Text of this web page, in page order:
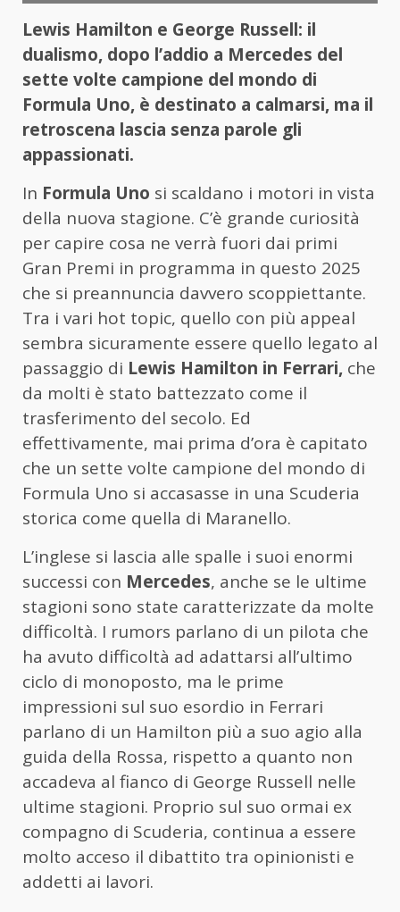
Lewis Hamilton e George Russell: il
dualismo, dopo l’addio a Mercedes del
sette volte campione del mondo di
Formula Uno, è destinato a calmarsi, ma il
retroscena lascia senza parole gli
appassionati.
In Formula Uno si scaldano i motori in vista
della nuova stagione. C’è grande curiosità
per capire cosa ne verrà fuori dai primi
Gran Premi in programma in questo 2025
che si preannuncia davvero scoppiettante.
Tra i vari hot topic, quello con più appeal
sembra sicuramente essere quello legato al
passaggio di Lewis Hamilton in Ferrari, che
da molti è stato battezzato come il
trasferimento del secolo. Ed
effettivamente, mai prima d’ora è capitato
che un sette volte campione del mondo di
Formula Uno si accasasse in una Scuderia
storica come quella di Maranello.
L’inglese si lascia alle spalle i suoi enormi
successi con Mercedes, anche se le ultime
stagioni sono state caratterizzate da molte
difficoltà. I rumors parlano di un pilota che
ha avuto difficoltà ad adattarsi all’ultimo
ciclo di monoposto, ma le prime
impressioni sul suo esordio in Ferrari
parlano di un Hamilton più a suo agio alla
guida della Rossa, rispetto a quanto non
accadeva al fianco di George Russell nelle
ultime stagioni. Proprio sul suo ormai ex
compagno di Scuderia, continua a essere
molto acceso il dibattito tra opinionisti e
addetti ai lavori.